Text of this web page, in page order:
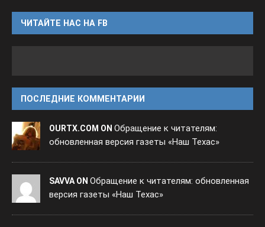
ЧИТАЙТЕ НАС НА FB
ПОСЛЕДНИЕ КОММЕНТАРИИ
OURTX.COM ON Обращение к читателям:
обновленная версия газеты «Наш Техас»
SAVVA ON Обращение к читателям: обновленная
версия газеты «Наш Техас»